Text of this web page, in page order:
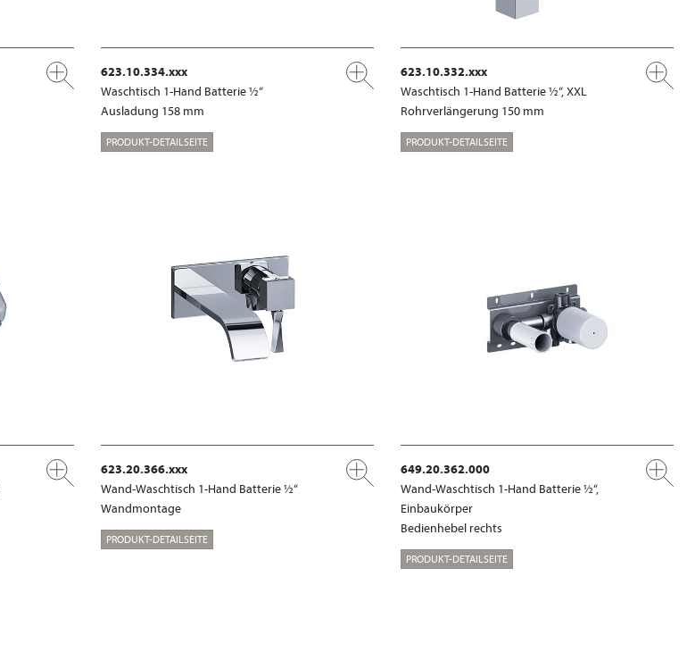
623.10.334.xxx
Waschtisch 1-Hand Batterie ½“
Ausladung 158 mm
PRODUKT-DETAILSEITE
623.10.332.xxx
Waschtisch 1-Hand Batterie ½“, XXL
Rohrverlängerung 150 mm
PRODUKT-DETAILSEITE
623.20.366.xxx
Wand-Waschtisch 1-Hand Batterie ½“
Wandmontage
PRODUKT-DETAILSEITE
649.20.362.000
Wand-Waschtisch 1-Hand Batterie ½“,
Einbaukörper
Bedienhebel rechts
PRODUKT-DETAILSEITE